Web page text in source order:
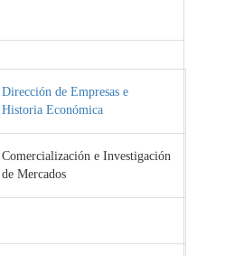
Dirección de Empresas e
Historia Económica
Comercialización e Investigación
de Mercados